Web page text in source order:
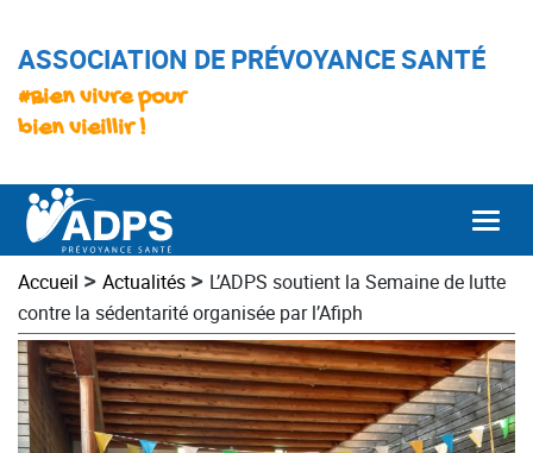
ASSOCIATION DE PRÉVOYANCE SANTÉ
#Bien vivre pour
bien vieillir !
Accueil > Actualités > L’ADPS soutient la Semaine de lutte
contre la sédentarité organisée par l’Afiph